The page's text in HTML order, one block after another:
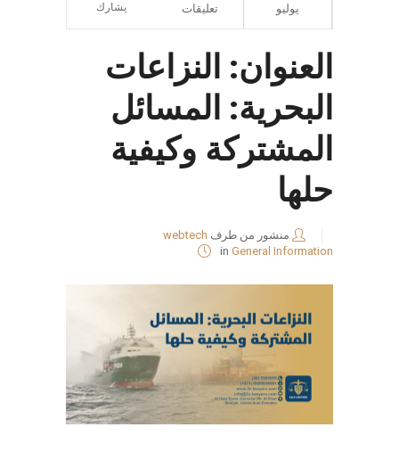
يوليو تعليقات يشارك
العنوان: النزاعات
البحرية: المسائل
المشتركة وكيفية
حلها
منشور من طرف webtech
in General Information